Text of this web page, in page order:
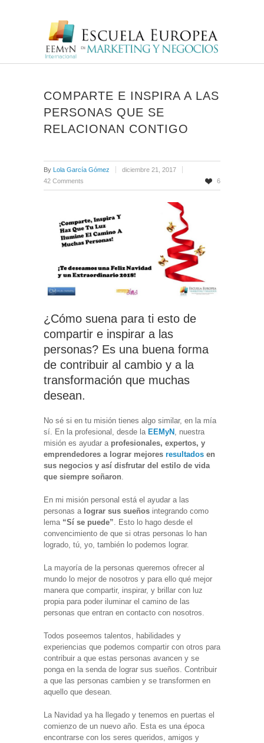
COMPARTE E INSPIRA A LAS
PERSONAS QUE SE
RELACIONAN CONTIGO
By Lola García Gómez
diciembre 21, 2017
42 Comments
6
¿Cómo suena para ti esto de
compartir e inspirar a las
personas? Es una buena forma
de contribuir al cambio y a la
transformación que muchas
desean.
No sé si en tu misión tienes algo similar, en la mía
sí. En la profesional, desde la EEMyN , nuestra
misión es ayudar a profesionales, expertos, y
emprendedores a lograr mejores resultados en
sus negocios y así disfrutar del estilo de vida
que siempre soñaron
En mi misión personal está el ayudar a las
personas a lograr sus sueños integrando como
lema “Sí se puede” . Esto lo hago desde el
convencimiento de que si otras personas lo han
logrado, tú, yo, también lo podemos lograr.
La mayoría de la personas queremos ofrecer al
mundo lo mejor de nosotros y para ello qué mejor
manera que compartir, inspirar, y brillar con luz
propia para poder iluminar el camino de las
personas que entran en contacto con nosotros.
Todos poseemos talentos, habilidades y
experiencias que podemos compartir con otros para
contribuir a que estas personas avancen y se
ponga en la senda de lograr sus sueños. Contribuir
a que las personas cambien y se transformen en
aquello que desean.
La Navidad ya ha llegado y tenemos en puertas el
comienzo de un nuevo año. Esta es una época
encontrarse con los seres queridos, amigos y